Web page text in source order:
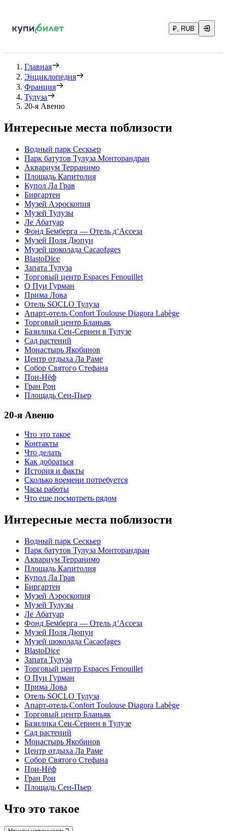
₽, RUB
Главная
Энциклопедия
Франция
Тулуза
20-я Авеню
Интересные места поблизости
Водный парк Сескьер
Парк батутов Тулуза Монторандран
Аквариум Терранимо
Площадь Капитолия
Купол Ла Грав
Биргартен
Музей Аэроскопия
Музей Тулузы
Ле Абатуар
Фонд Бемберга — Отель д’Ассеза
Музей Поля Дюпуи
Музей шоколада Cacaofages
BlastoDice
Запата Тулуза
Торговый центр Espaces Fenouillet
О Пуи Гурман
Прима Лова
Отель SOCLO Тулуза
Апарт-отель Confort Toulouse Diagora Labège
Торговый центр Бланьяк
Базилика Сен-Сернен в Тулузе
Сад растений
Монастырь Якобинов
Центр отдыха Ла Раме
Собор Святого Стефана
Пон-Нёф
Гран Рон
Площадь Сен-Пьер
20-я Авеню
Что это такое
Контакты
Что делать
Как добраться
История и факты
Сколько времени потребуется
Часы работы
Что еще посмотреть рядом
Интересные места поблизости
Водный парк Сескьер
Парк батутов Тулуза Монторандран
Аквариум Терранимо
Площадь Капитолия
Купол Ла Грав
Биргартен
Музей Аэроскопия
Музей Тулузы
Ле Абатуар
Фонд Бемберга — Отель д’Ассеза
Музей Поля Дюпуи
Музей шоколада Cacaofages
BlastoDice
Запата Тулуза
Торговый центр Espaces Fenouillet
О Пуи Гурман
Прима Лова
Отель SOCLO Тулуза
Апарт-отель Confort Toulouse Diagora Labège
Торговый центр Бланьяк
Базилика Сен-Сернен в Тулузе
Сад растений
Монастырь Якобинов
Центр отдыха Ла Раме
Собор Святого Стефана
Пон-Нёф
Гран Рон
Площадь Сен-Пьер
Что это такое